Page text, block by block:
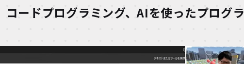
ードプログラミング、AIを使ったプログラ